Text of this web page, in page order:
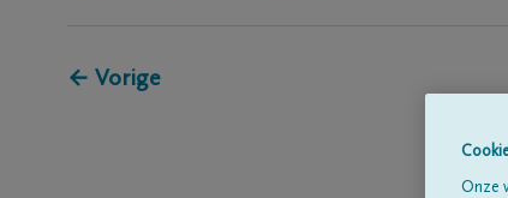
← Vorige
Onze